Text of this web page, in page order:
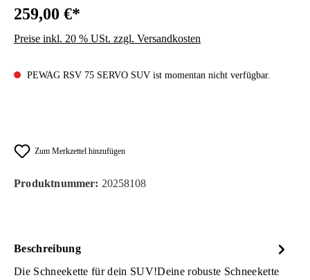
259,00 €*
Preise inkl. 20 % USt. zzgl. Versandkosten
PEWAG RSV 75 SERVO SUV ist momentan nicht verfügbar.
Zum Merkzettel hinzufügen
Produktnummer: 20258108
Beschreibung
Die Schneekette für dein SUV!Deine robuste Schneekette